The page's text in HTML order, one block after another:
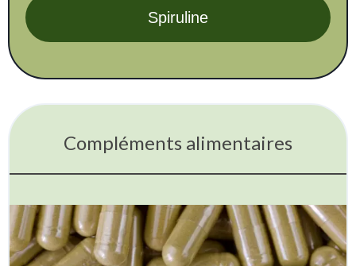
Spiruline
Compléments alimentaires